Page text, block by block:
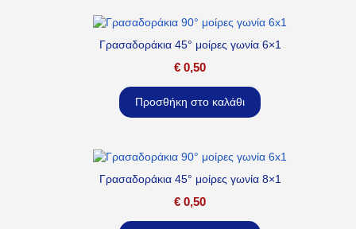
Γρασαδοράκια 45° μοίρες γωνία 6×1
€ 0,50
Προσθήκη στο καλάθι
Γρασαδοράκια 45° μοίρες γωνία 8×1
€ 0,50